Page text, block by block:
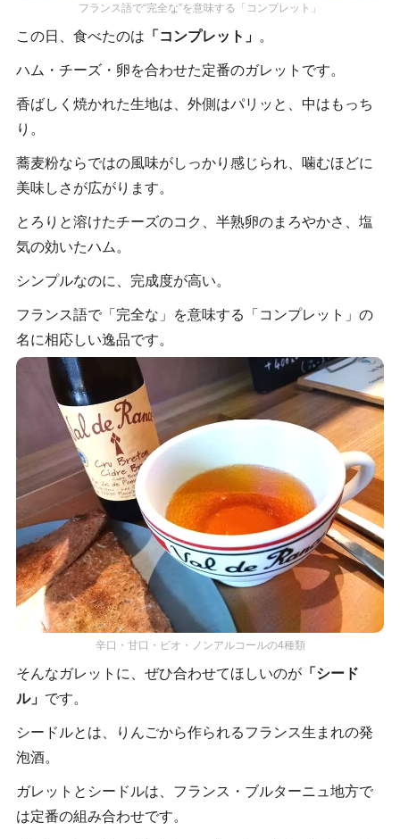
フランス語で“完全な”を意味する「コンプレット」
この日、食べたのは 「コンプレット」 。
ハム・チーズ・卵を合わせた定番のガレットです。
香ばしく焼かれた生地は、外側はパリッと、中はもっち
り。
蕎麦粉ならではの風味がしっかり感じられ、噛むほどに
美味しさが広がります。
とろりと溶けたチーズのコク、半熟卵のまろやかさ、塩
気の効いたハム。
シンプルなのに、完成度が高い。
フランス語で「完全な」を意味する「コンプレット」の
名に相応しい逸品です。
辛口・甘口・ビオ・ノンアルコールの4種類
そんなガレットに、ぜひ合わせてほしいのが「シード
ル」 です。
シードルとは、りんごから作られるフランス生まれの発
泡酒。
ガレットとシードルは、フランス・ブルターニュ地方で
は定番の組み合わせです。